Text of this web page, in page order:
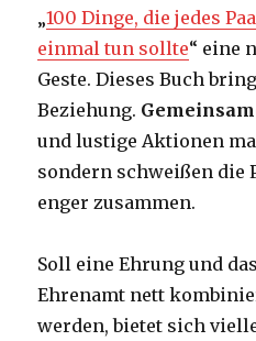
„100 Dinge, die jedes
einmal tun sollte“ eine
Geste. Dieses Buch
Beziehung.
und lustige Aktionen
sondern schweißen die
enger zusammen.
Soll eine Ehrung und das
Ehrenamt nett
werden, bietet sich